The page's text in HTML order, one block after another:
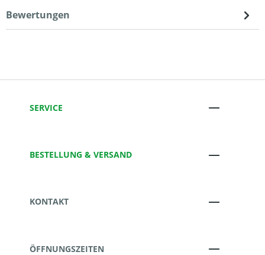
Bewertungen
SERVICE
BESTELLUNG & VERSAND
KONTAKT
ÖFFNUNGSZEITEN